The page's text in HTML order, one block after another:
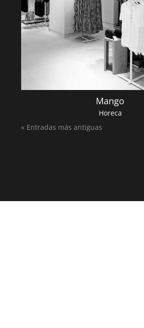
Mango
Horeca
« Entradas más antiguas